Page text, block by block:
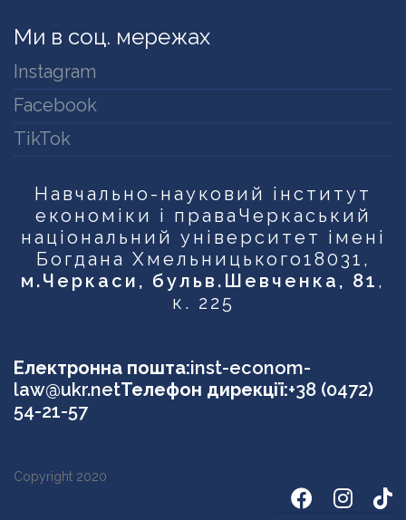
Ми в соц. мережах
Instagram
Facebook
TikTok
Навчально-науковий інститут
економіки і права Черкаський
національний університет імені
Богдана Хмельницького18031,
м.Черкаси, бульв.Шевченка, 81 ,
к. 225
Електронна пошта:inst-econom-
law@ukr.netТелефон дирекції:+38 (0472)
54-21-57
Copyright 2020